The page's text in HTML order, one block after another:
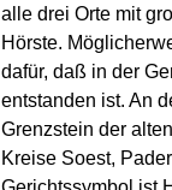
alle drei Orte mit
Hörste.
dafür, daß in der
entstanden ist. An
Grenzstein der
Kreise Soest,